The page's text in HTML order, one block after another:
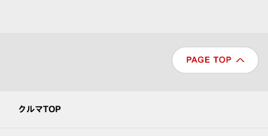
クルマTOP